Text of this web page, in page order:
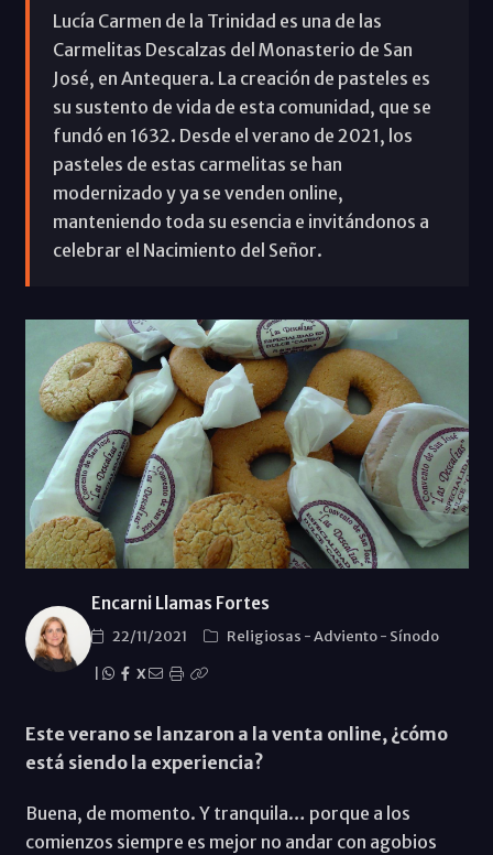
Lucía Carmen de la Trinidad es una de las
Carmelitas Descalzas del Monasterio de San
José, en Antequera. La creación de pasteles es
su sustento de vida de esta comunidad, que se
fundó en 1632. Desde el verano de 2021, los
pasteles de estas carmelitas se han
modernizado y ya se venden online,
manteniendo toda su esencia e invitándonos a
celebrar el Nacimiento del Señor.
Encarni Llamas Fortes
22/11/2021 Religiosas -Adviento- Sínodo
X
Este verano se lanzaron a la venta online, ¿cómo
está siendo la experiencia?
Buena, de momento. Y tranquila… porque a los
comienzos siempre es mejor no andar con agobios